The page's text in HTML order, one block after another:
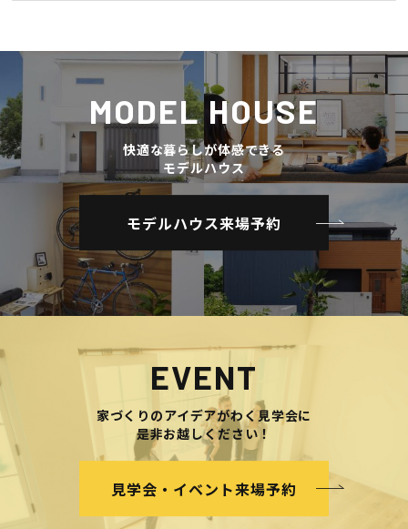
MODEL HOUSE
快適な暮らしが体感できる
モデルハウス
モデルハウス来場予約
EVENT
家づくりのアイデアがわく見学会に
是非お越しください！
見学会・イベント来場予約